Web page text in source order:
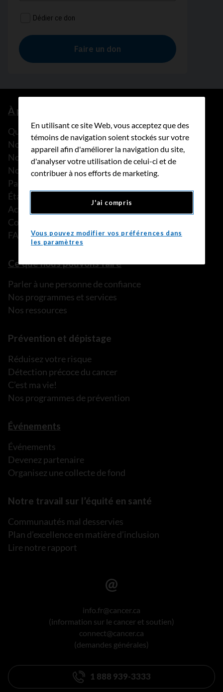
À propos de nous
Que faisons-nous?
Notre histoire
Nos histoires
Notre équipe
Partenariats
États financiers
Actualités
Communiqués de presse
FAQ
Ce que nous pouvons faire
Parler à une personne de confiance
Nos programmes et services
Nos ressources
Prévention et dépistage
Réduisez votre risque
Détection précoce du cancer
C’est ma vie!
Nos programmes de prévention
Événements
Événements
Devenez partenaire
Organisez une collecte de fond
Notre travail sur l’équité en santé
Communautés mal desservies
Plan d’excellence en matière d’inclusion
Lire notre rapport
info.fr@cancer.ca
(information sur le cancer et soutien)
connect@cancer.ca
(demandes générales)
1 888 939-3333
En utilisant ce site Web, vous acceptez que des
témoins de navigation soient stockés sur votre
appareil afin d'améliorer la navigation du site,
d'analyser votre utilisation de celui-ci et de
contribuer à nos efforts de marketing.
J'ai compris
Vous pouvez modifier vos préférences dans
les paramètres